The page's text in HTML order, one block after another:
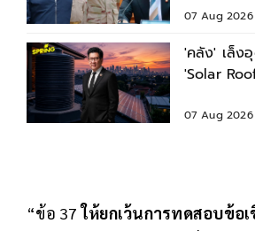
รมช.มหาดไท
07 Aug 2026
'คลัง' เล็ง
'Solar
07 Aug 2026
“ข้อ 37ให้ยกเว้นการทดสอบข้อ